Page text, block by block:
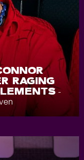
RAGING
-